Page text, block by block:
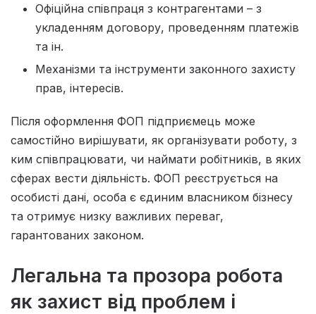
Офіційна співпраця з контрагентами – з
укладенням договору, проведенням платежів
та ін.
Механізми та інструменти законного захисту
прав, інтересів.
Після оформлення ФОП підприємець може
самостійно вирішувати, як організувати роботу, з
ким співпрацювати, чи наймати робітників, в яких
сферах вести діяльність. ФОП реєструється на
особисті дані, особа є єдиним власником бізнесу
та отримує низку важливих переваг,
гарантованих законом.
Легальна та прозора робота
як захист від проблем і